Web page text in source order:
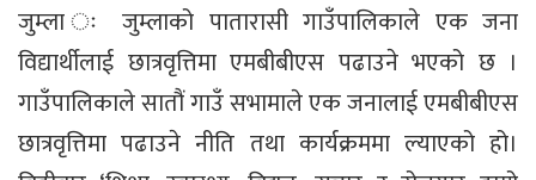
जुम्ला ः जुम्लाको पातारासी गाउँपालिकाले एक जना
विद्यार्थीलाई छात्रवृत्तिमा एमबीबीएस पढाउने भएको छ ।
गाउँपालिकाले सातौं गाउँ सभामाले एक जनालाई एमबीबीएस
छात्रवृत्तिमा पढाउने नीति तथा कार्यक्रममा ल्याएको हो।